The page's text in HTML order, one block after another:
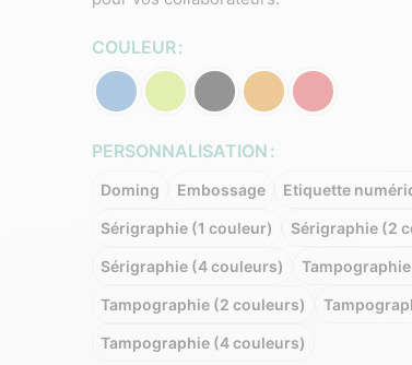
COULEUR
PERSONNALISATION
Doming Embossage Etiquette
Sérigraphie (1 couleur) Sérigraphie (2
Sérigraphie (4 couleurs)
Tampographie (2 couleurs)
Tampographie (4 couleurs)